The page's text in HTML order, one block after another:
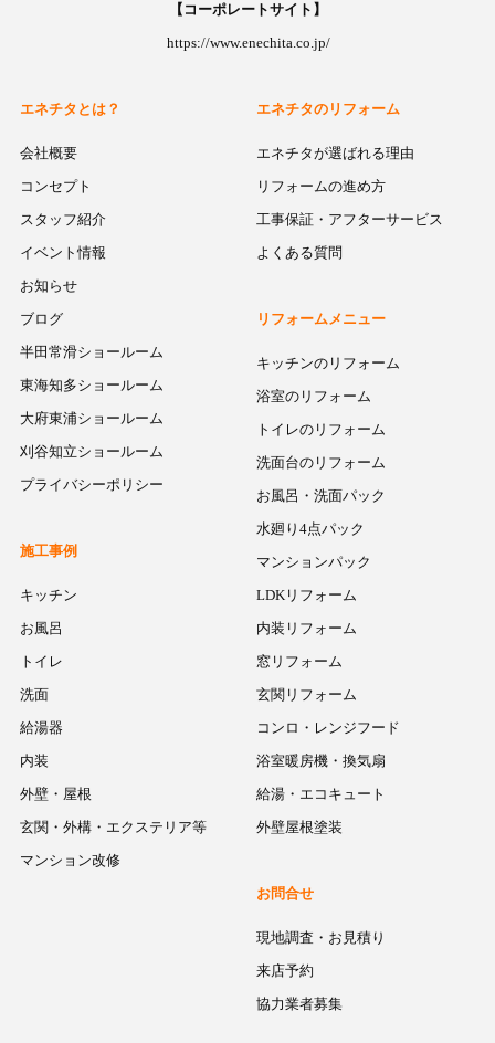
【コーポレートサイト】
https://www.enechita.co.jp/
エネチタとは？
会社概要
コンセプト
スタッフ紹介
イベント情報
お知らせ
ブログ
半田常滑ショールーム
東海知多ショールーム
大府東浦ショールーム
刈谷知立ショールーム
プライバシーポリシー
エネチタのリフォーム
エネチタが選ばれる理由
リフォームの進め方
工事保証・アフターサービス
よくある質問
リフォームメニュー
キッチンのリフォーム
浴室のリフォーム
トイレのリフォーム
洗面台のリフォーム
お風呂・洗面パック
水廻り4点パック
マンションパック
LDKリフォーム
内装リフォーム
窓リフォーム
玄関リフォーム
コンロ・レンジフード
浴室暖房機・換気扇
給湯・エコキュート
外壁屋根塗装
施工事例
キッチン
お風呂
トイレ
洗面
給湯器
内装
外壁・屋根
玄関・外構・エクステリア等
マンション改修
お問合せ
現地調査・お見積り
来店予約
協力業者募集